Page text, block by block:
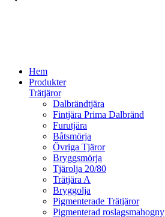
Hem
Produkter
Trätjäror
Dalbrändtjära
Fintjära Prima Dalbränd
Furutjära
Båtsmörja
Övriga Tjäror
Bryggsmörja
Tjärolja 20/80
Trätjära A
Bryggolja
Pigmenterade Trätjäror
Pigmenterad roslagsmahogny